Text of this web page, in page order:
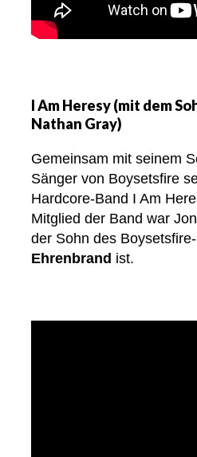
I Am Heresy (mit dem
Nathan Gray)
Gemeinsam mit seinem
Sänger von Boysetsfire
Hardcore-Band I Am
Mitglied der Band war
der Sohn des
Ehrenbrand ist.